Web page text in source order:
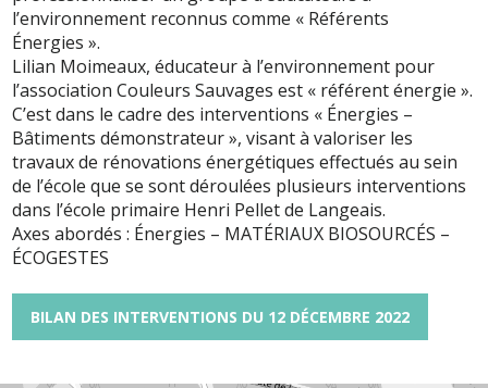
l’environnement reconnus comme « Référents
Énergies ».
Lilian Moimeaux, éducateur à l’environnement pour
l’association Couleurs Sauvages est « référent énergie ».
C’est dans le cadre des interventions « Énergies –
Bâtiments démonstrateur », visant à valoriser les
travaux de rénovations énergétiques effectués au sein
de l’école que se sont déroulées plusieurs interventions
dans l’école primaire Henri Pellet de Langeais.
Axes abordés : Énergies – MATÉRIAUX BIOSOURCÉS –
ÉCOGESTES
BILAN DES INTERVENTIONS DU 12 DÉCEMBRE 2022